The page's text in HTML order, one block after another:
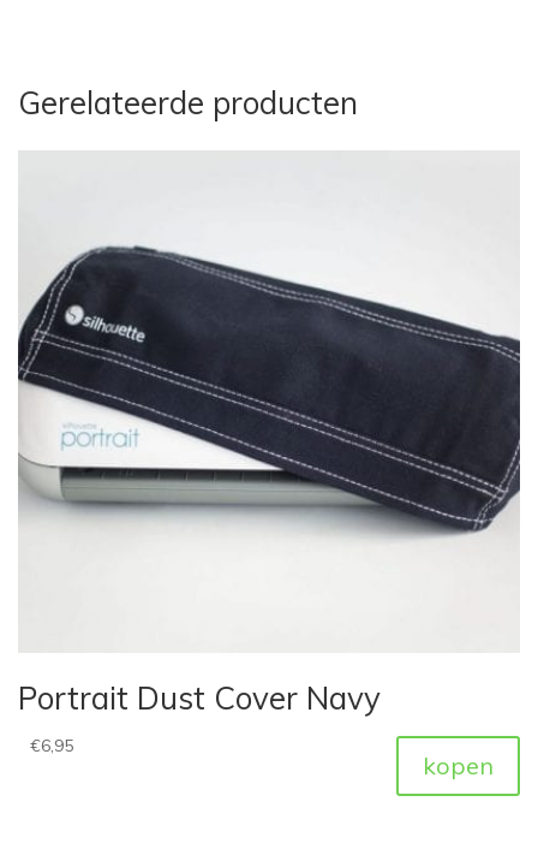
Gerelateerde producten
Portrait Dust Cover Navy
€6,95
kopen